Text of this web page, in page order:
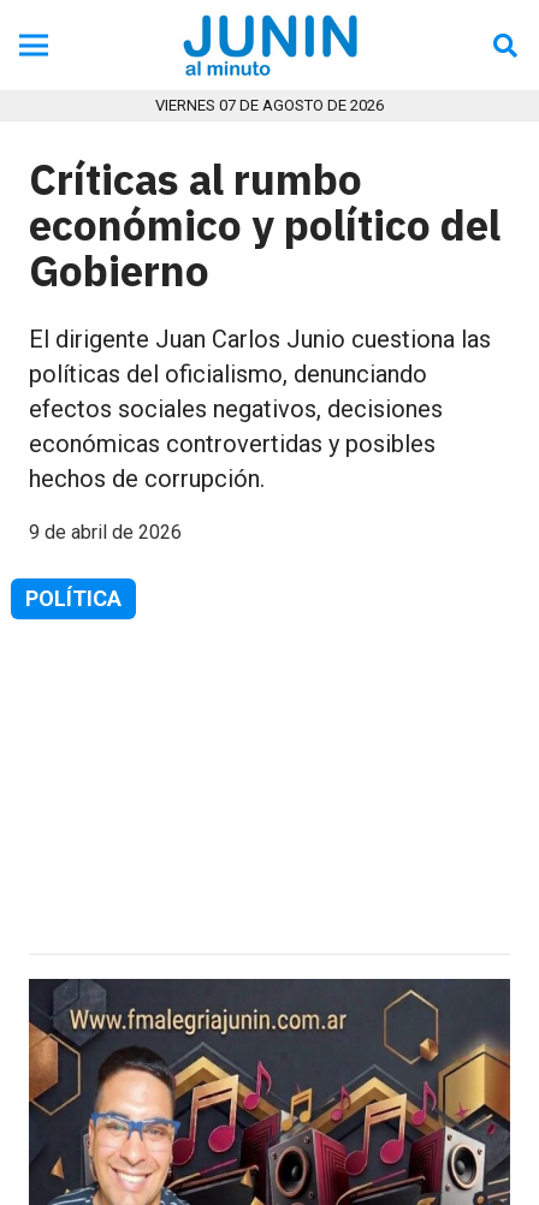
VIERNES 07 DE AGOSTO DE 2026
Críticas al rumbo
económico y político del
Gobierno
El dirigente Juan Carlos Junio cuestiona las
políticas del oficialismo, denunciando
efectos sociales negativos, decisiones
económicas controvertidas y posibles
hechos de corrupción.
9 de abril de 2026
POLÍTICA